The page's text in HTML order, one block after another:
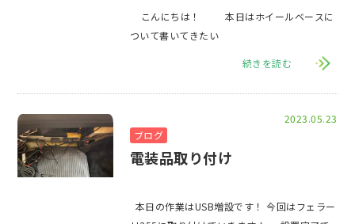
ついて書いてきたい
続きを読む
2023.05.23
ブログ
電装品取り付け